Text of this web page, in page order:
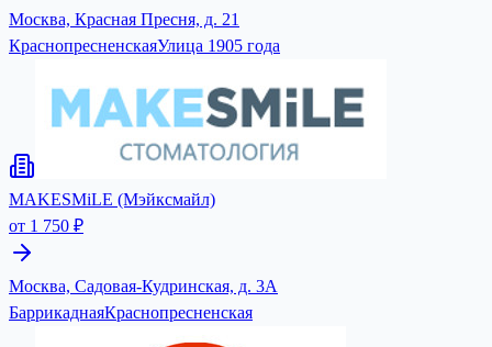
Москва, Красная Пресня, д. 21
КраснопресненскаяУлица 1905 года
MAKESMiLE (Мэйксмайл)
от 1 750 ₽
Москва, Садовая-Кудринская, д. 3А
БаррикаднаяКраснопресненская